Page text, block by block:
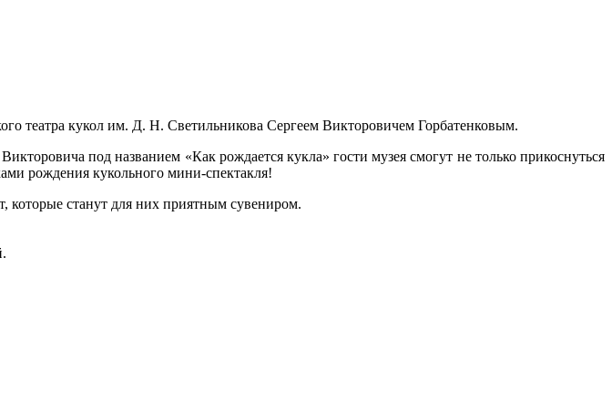
театра кукол им. Д. Н. Светильникова Сергеем Викторовичем Горбатенковым.
под названием «Как рождается кукла» гости музея смогут не только прикоснуться
рождения кукольного мини-спектакля!
станут для них приятным сувениром.